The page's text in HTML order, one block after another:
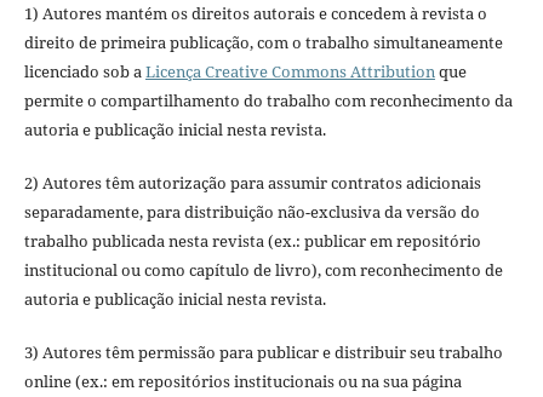
1) Autores mantém os direitos autorais e concedem à revista o
direito de primeira publicação, com o trabalho simultaneamente
licenciado sob a Licença Creative Commons Attribution que
permite o compartilhamento do trabalho com reconhecimento da
autoria e publicação inicial nesta revista.
2) Autores têm autorização para assumir contratos adicionais
separadamente, para distribuição não-exclusiva da versão do
trabalho publicada nesta revista (ex.: publicar em repositório
institucional ou como capítulo de livro), com reconhecimento de
autoria e publicação inicial nesta revista.
3) Autores têm permissão para publicar e distribuir seu trabalho
online (ex.: em repositórios institucionais ou na sua página